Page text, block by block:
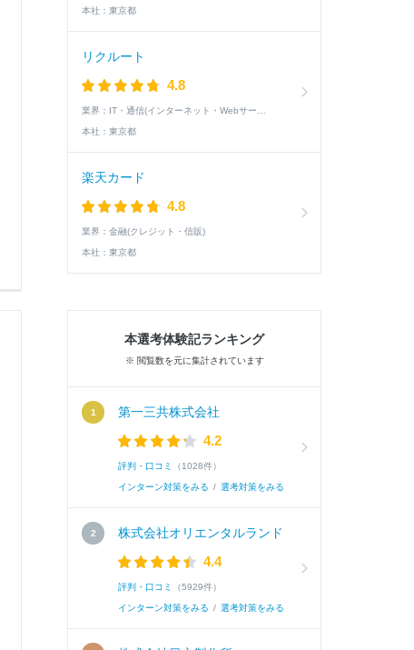
本社： 東京都
リクルート
4.8
業界：
本社： 東京都
楽天カード
4.8
業界： 金融(クレジット・信販)
本社： 東京都
本選考体験記ランキング
※ 閲覧数を元に集計されています
第一三共株式会社
4.2
評判・口コミ （1028件）
インターン対策をみる / 選考対策をみる
株式会社オリエンタルランド
4.4
評判・口コミ （5929件）
インターン対策をみる / 選考対策をみる